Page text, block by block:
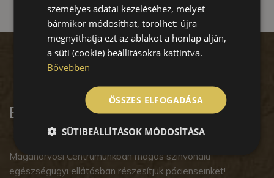
Budai Magánorvosi Centrum
Magánorvosi Centrumunkban magas színvonalú
egészségügyi ellátásban részesítjük pácienseinket!
személyes adatai kezeléséhez, melyet
bármikor módosíthat, törölhet: újra
megnyithatja ezt az ablakot a honlap alján,
a süti (cookie) beállításokra kattintva.
Bővebben
ÖSSZES ELFOGADÁSA
SÜTIBEÁLLÍTÁSOK MÓDOSÍTÁSA